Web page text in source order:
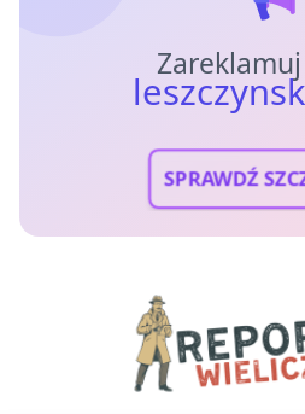
SPRAWDŹ